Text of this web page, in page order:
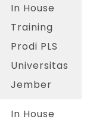
In House
Training
Prodi PLS
Universitas
Jember
In House